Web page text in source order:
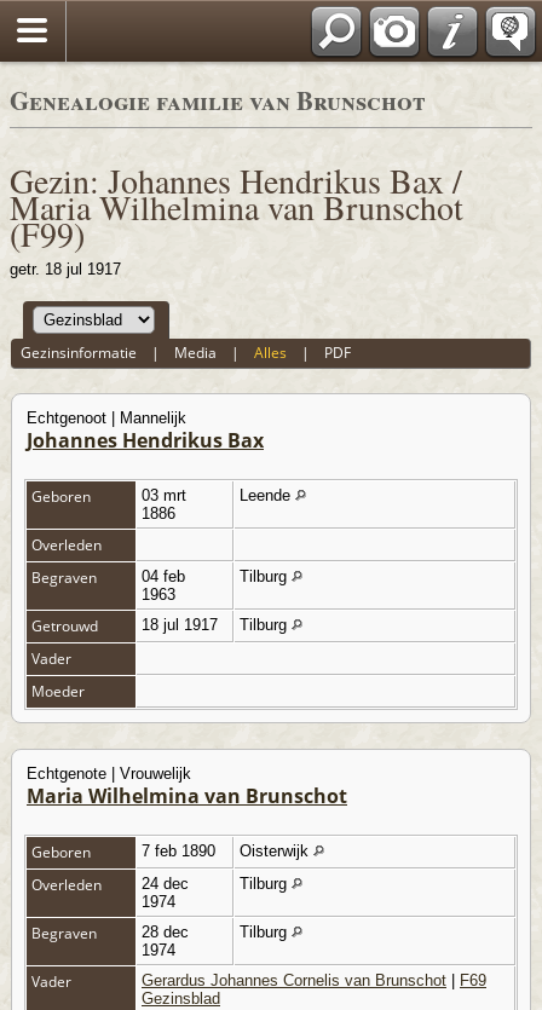
Genealogie familie van Brunschot
Gezin: Johannes Hendrikus Bax /
Maria Wilhelmina van Brunschot
(F99)
getr. 18 jul 1917
Gezinsinformatie | Media |Alles | PDF
Echtgenoot | Mannelijk
Johannes Hendrikus Bax
Geboren
03 mrt
1886
Leende
Overleden
Begraven
04 feb
1963
Tilburg
Getrouwd 18 jul 1917 Tilburg
Vader
Moeder
Echtgenote | Vrouwelijk
Maria Wilhelmina van Brunschot
Geboren 7 feb 1890 Oisterwijk
Overleden
24 dec
1974
Tilburg
Begraven
28 dec
1974
Tilburg
Vader Gerardus Johannes Cornelis van Brunschot
F69
Gezinsblad